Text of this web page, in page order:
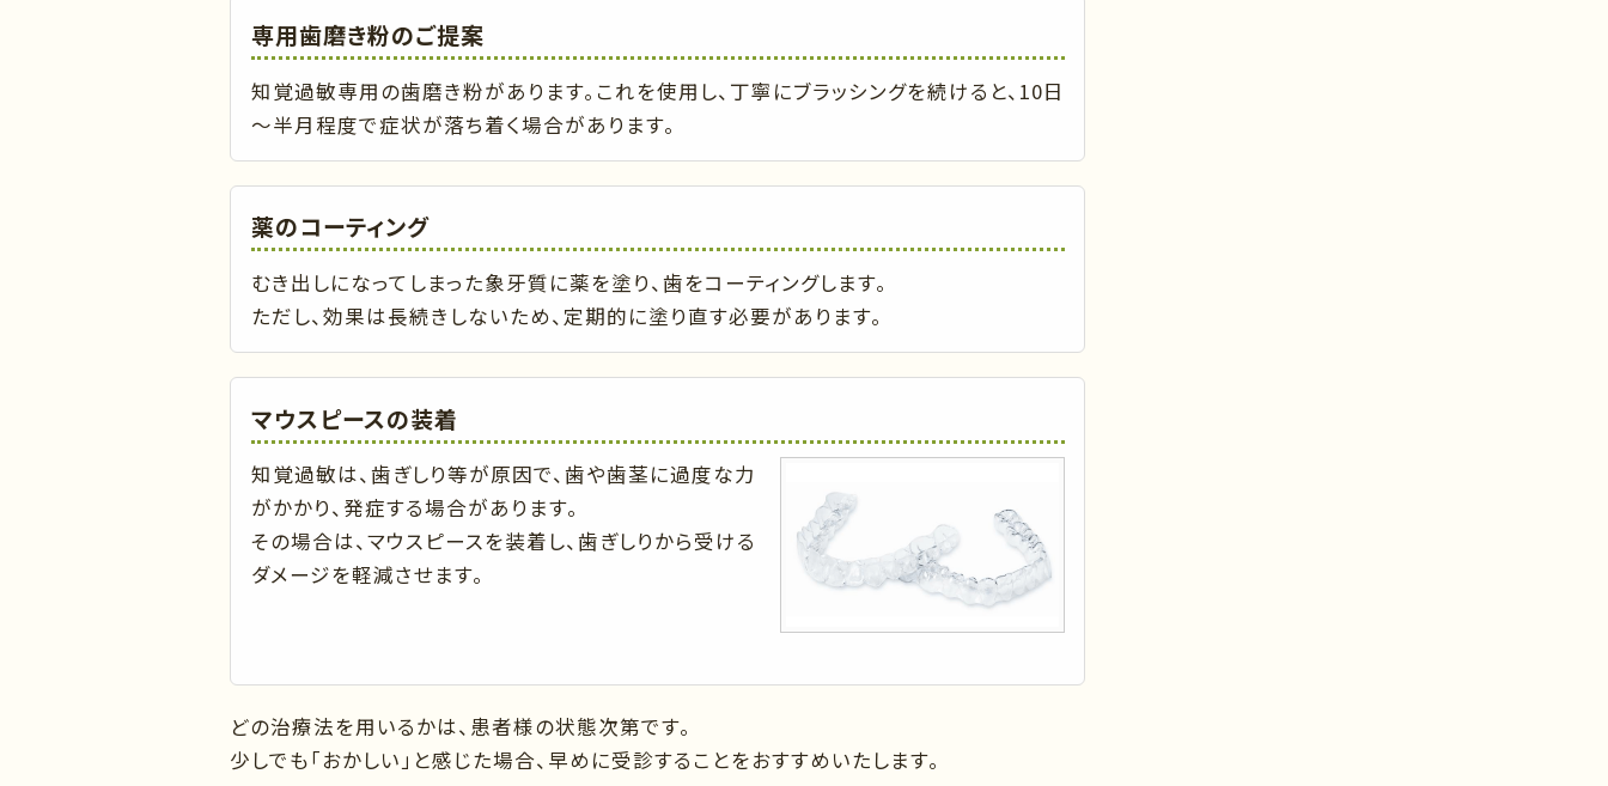
専用歯磨き粉のご提案
知覚過敏専用の歯磨き粉があります。これを使用し、丁寧にブラッシングを続けると、10日
～半月程度で症状が落ち着く場合があります。
薬のコーティング
むき出しになってしまった象牙質に薬を塗り、歯をコーティングします。
ただし、効果は長続きしないため、定期的に塗り直す必要があります。
マウスピースの装着
知覚過敏は、歯ぎしり等が原因で、歯や歯茎に過度な力
がかかり、発症する場合があります。
その場合は、マウスピースを装着し、歯ぎしりから受ける
ダメージを軽減させます。
どの治療法を用いるかは、患者様の状態次第です。
少しでも「おかしい」と感じた場合、早めに受診することをおすすめいたします。